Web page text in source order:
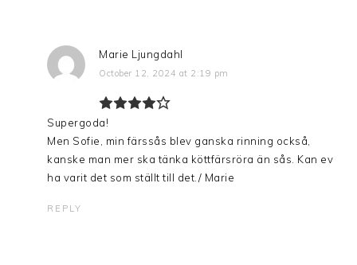
Marie Ljungdahl
October 12, 2024 at 2:19 pm
Supergoda!
Men Sofie, min färssås blev ganska rinning också,
kanske man mer ska tänka köttfärsröra än sås. Kan ev
ha varit det som ställt till det./ Marie
REPLY